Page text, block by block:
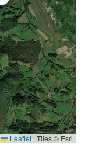
Leaflet | Tiles © Esri